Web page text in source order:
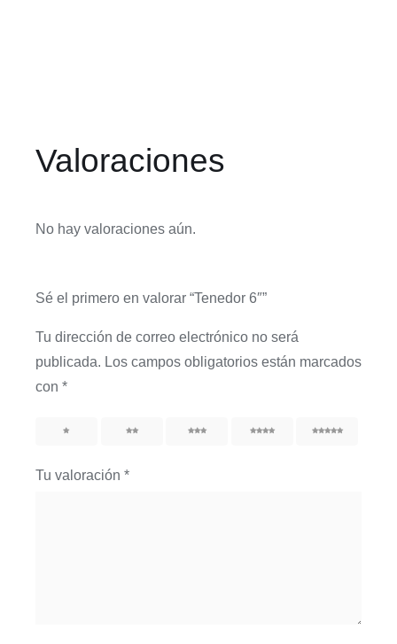
Valoraciones
No hay valoraciones aún.
Sé el primero en valorar “Tenedor 6″”
Tu dirección de correo electrónico no será
publicada. Los campos obligatorios están marcados
con *
Tu valoración *